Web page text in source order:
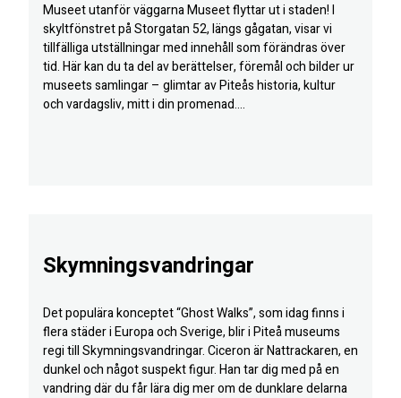
Museet utanför väggarna Museet flyttar ut i staden! I
skyltfönstret på Storgatan 52, längs gågatan, visar vi
tillfälliga utställningar med innehåll som förändras över
tid. Här kan du ta del av berättelser, föremål och bilder ur
museets samlingar – glimtar av Piteås historia, kultur
och vardagsliv, mitt i din promenad....
Skymningsvandringar
Det populära konceptet “Ghost Walks”, som idag finns i
flera städer i Europa och Sverige, blir i Piteå museums
regi till Skymningsvandringar. Ciceron är Nattrackaren, en
dunkel och något suspekt figur. Han tar dig med på en
vandring där du får lära dig mer om de dunklare delarna